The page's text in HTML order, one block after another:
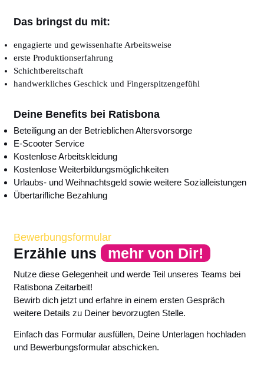
Das bringst du mit:
engagierte und gewissenhafte Arbeitsweise
erste Produktionserfahrung
Schichtbereitschaft
handwerkliches Geschick und Fingerspitzengefühl
Deine Benefits bei Ratisbona
Beteiligung an der Betrieblichen Altersvorsorge
E-Scooter Service
Kostenlose Arbeitskleidung
Kostenlose Weiterbildungsmöglichkeiten
Urlaubs- und Weihnachtsgeld sowie weitere Sozialleistungen
Übertarifliche Bezahlung
Bewerbungsformular
Erzähle uns mehr von Dir!
Nutze diese Gelegenheit und werde Teil unseres Teams bei
Ratisbona Zeitarbeit!
Bewirb dich jetzt und erfahre in einem ersten Gespräch
weitere Details zu Deiner bevorzugten Stelle.
Einfach das Formular ausfüllen, Deine Unterlagen hochladen
und Bewerbungsformular abschicken.